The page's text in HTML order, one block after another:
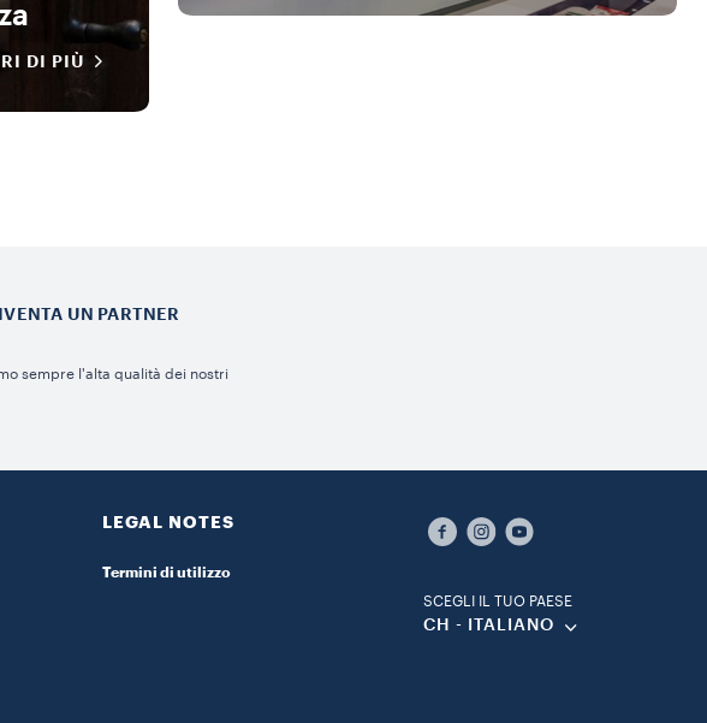
DI PIÙ
UN PARTNER
sempre l'alta qualità dei nostri
LEGAL NOTES
Termini di utilizzo
SCEGLI IL TUO PAESE
CH - ITALIANO